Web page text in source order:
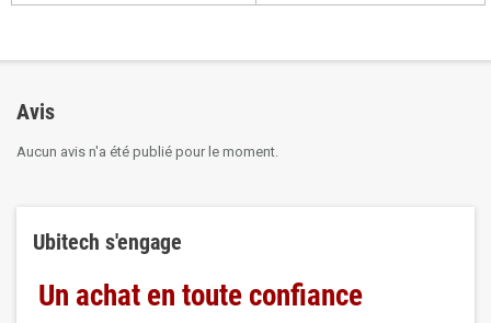
Avis
Aucun avis n'a été publié pour le moment.
Ubitech s'engage
Un achat en toute confiance